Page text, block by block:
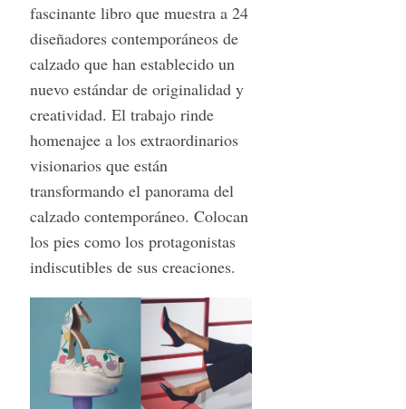
fascinante libro que muestra a 24
diseñadores contemporáneos de
calzado que han establecido un
nuevo estándar de originalidad y
creatividad. El trabajo rinde
homenajee a los extraordinarios
visionarios que están
transformando el panorama del
calzado contemporáneo. Colocan
los pies como los protagonistas
indiscutibles de sus creaciones.